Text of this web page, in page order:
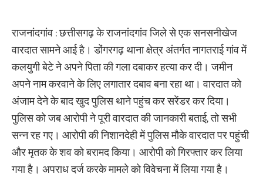
राजनांदगांव : छत्तीसगढ़ के राजनांदगांव जिले से एक सनसनीखेज
वारदात सामने आई है। डोंगरगढ़ थाना क्षेत्र अंतर्गत नागतराई गांव में
कलयुगी बेटे ने अपने पिता की गला दबाकर हत्या कर दी। जमीन
अपने नाम करवाने के लिए लगातार दबाव बना रहा था। वारदात को
अंजाम देने के बाद खुद पुलिस थाने पहुंच कर सरेंडर कर दिया।
पुलिस को जब आरोपी ने पूरी वारदात की जानकारी बताई, तो सभी
सन्न रह गए। आरोपी की निशानदेही में पुलिस मौके वारदात पर पहुंची
और मृतक के शव को बरामद किया। आरोपी को गिरफ्तार कर लिया
गया है। अपराध दर्ज करके मामले को विवेचना में लिया गया है।